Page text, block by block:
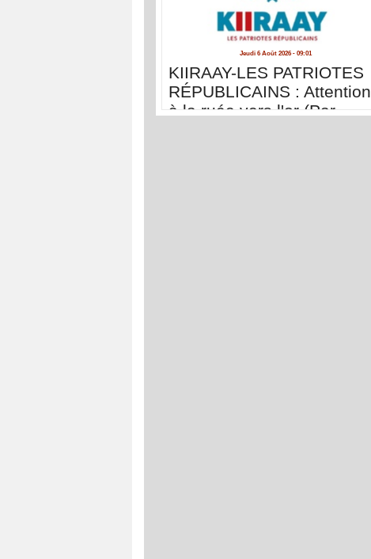
Jeudi 6 Août 2026 - 09:01
KIIRAAY-LES PATRIOTES
RÉPUBLICAINS : Attention
à la ruée vers l'or (Par